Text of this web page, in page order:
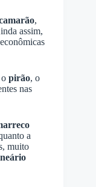
,
assim,
pirão, o
nas
a
muito